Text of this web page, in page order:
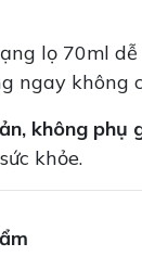
lọ 70ml
ngay không
không phụ
khỏe.